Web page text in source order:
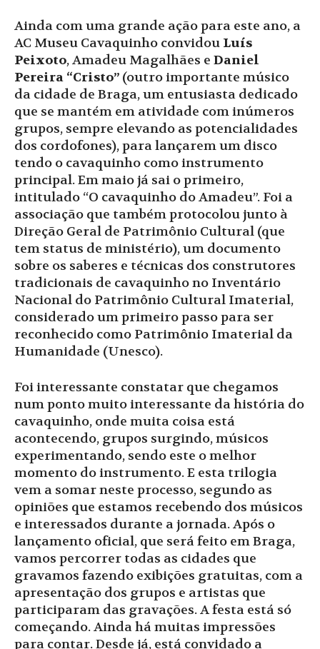
Ainda com uma grande ação para este ano, a
AC Museu Cavaquinho convidou Luís
Peixoto, Amadeu Magalhães e Daniel
Pereira “Cristo” (outro importante músico
da cidade de Braga, um entusiasta dedicado
que se mantém em atividade com inúmeros
grupos, sempre elevando as potencialidades
dos cordofones), para lançarem um disco
tendo o cavaquinho como instrumento
principal. Em maio já sai o primeiro,
intitulado “O cavaquinho do Amadeu”. Foi a
associação que também protocolou junto à
Direção Geral de Patrimônio Cultural (que
tem status de ministério), um documento
sobre os saberes e técnicas dos construtores
tradicionais de cavaquinho no Inventário
Nacional do Patrimônio Cultural Imaterial,
considerado um primeiro passo para ser
reconhecido como Patrimônio Imaterial da
Humanidade (Unesco).
Foi interessante constatar que chegamos
num ponto muito interessante da história do
cavaquinho, onde muita coisa está
acontecendo, grupos surgindo, músicos
experimentando, sendo este o melhor
momento do instrumento. E esta trilogia
vem a somar neste processo, segundo as
opiniões que estamos recebendo dos músicos
e interessados durante a jornada. Após o
lançamento oficial, que será feito em Braga,
vamos percorrer todas as cidades que
gravamos fazendo exibições gratuitas, com a
apresentação dos grupos e artistas que
participaram das gravações. A festa está só
começando. Ainda há muitas impressões
para contar. Desde já, está convidado a